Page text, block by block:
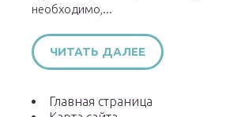
необходимо,...
ЧИТАТЬ ДАЛЕЕ
Главная страница